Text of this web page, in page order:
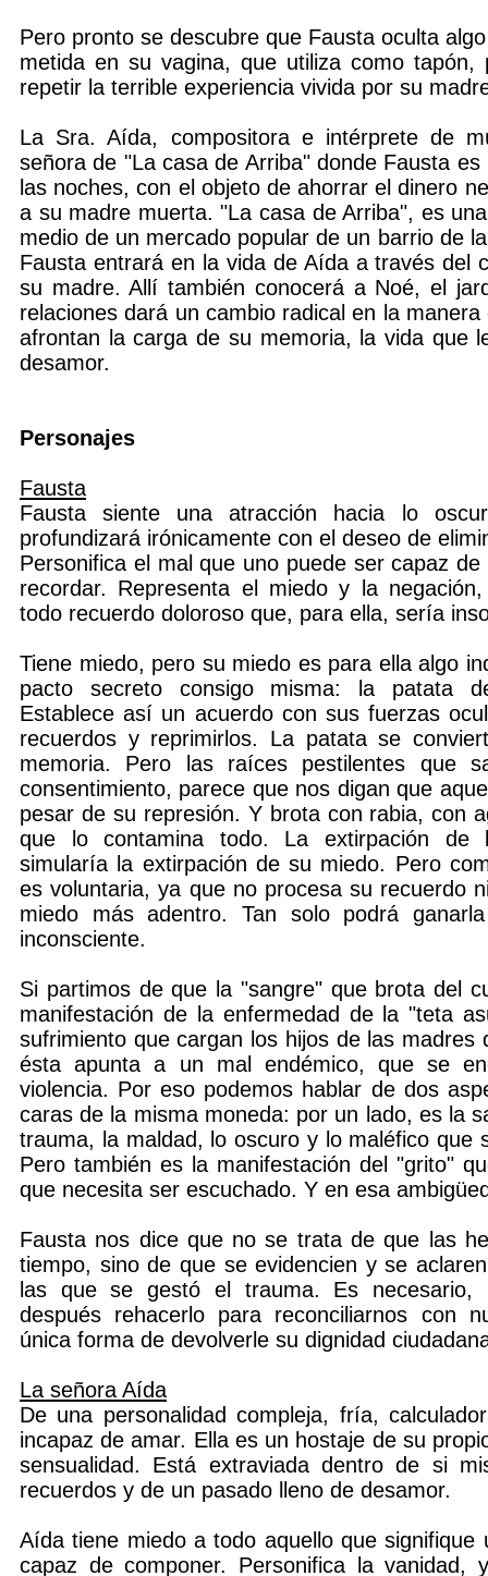
Pero pronto se descubre que Fausta oculta
metida en su vagina, que utiliza como
repetir la terrible experiencia vivida por su
La Sra. Aída, compositora e intérprete de
señora de "La casa de Arriba" donde Fausta
las noches, con el objeto de ahorrar el dinero
a su madre muerta. "La casa de Arriba", es
medio de un mercado popular de un barrio de
Fausta entrará en la vida de Aída a través del
su madre. Allí también conocerá a Noé, el
relaciones dará un cambio radical en la
afrontan la carga de su memoria, la vida que
desamor.
Personajes
Fausta
Fausta siente una atracción hacia lo
profundizará irónicamente con el deseo de
Personifica el mal que uno puede ser capaz
recordar. Representa el miedo y la
todo recuerdo doloroso que, para ella, sería
Tiene miedo, pero su miedo es para ella algo
pacto secreto consigo misma: la patata
Establece así un acuerdo con sus fuerzas
recuerdos y reprimirlos. La patata se
memoria. Pero las raíces pestilentes que
consentimiento, parece que nos digan que
pesar de su represión. Y brota con rabia, con
que lo contamina todo. La extirpación de
simularía la extirpación de su miedo. Pero
es voluntaria, ya que no procesa su recuerdo
miedo más adentro. Tan solo podrá
inconsciente.
Si partimos de que la "sangre" que brota del
manifestación de la enfermedad de la "teta
sufrimiento que cargan los hijos de las madres
ésta apunta a un mal endémico, que se
violencia. Por eso podemos hablar de dos
caras de la misma moneda: por un lado, es la
trauma, la maldad, lo oscuro y lo maléfico que
Pero también es la manifestación del "grito"
que necesita ser escuchado. Y en esa
Fausta nos dice que no se trata de que las
tiempo, sino de que se evidencien y se
las que se gestó el trauma. Es necesario,
después rehacerlo para reconciliarnos con
única forma de devolverle su dignidad
La señora Aída
De una personalidad compleja, fría,
incapaz de amar. Ella es un hostaje de su
sensualidad. Está extraviada dentro de si
recuerdos y de un pasado lleno de desamor.
Aída tiene miedo a todo aquello que signifique
capaz de componer. Personifica la vanidad,